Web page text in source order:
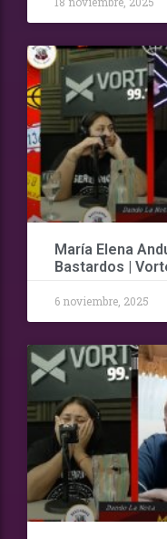
María Elena
Bastardos |
6 noviembre, 2025